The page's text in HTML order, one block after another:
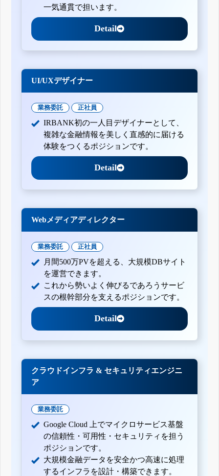
一気通貫で担います。
Detail
UI/UXデザイナー
業務委託 正社員
IRBANK初の一人目デザイナーとして、
複雑な金融情報を美しく直感的に届ける
体験をつくるポジションです。
Detail
Webメディアディレクター
業務委託 正社員
月間500万PVを超える、大規模DBサイト
を運営できます。
これから勢いよく伸びるであろうサービ
スの根幹部分を支えるポジションです。
Detail
クラウドインフラ & セキュリティエンジニ
ア
業務委託
Google Cloud 上でマイクロサービス基盤
の信頼性・可用性・セキュリティを担う
ポジションです。
大規模金融データを安全かつ高速に処理
するインフラを設計・構築できます。